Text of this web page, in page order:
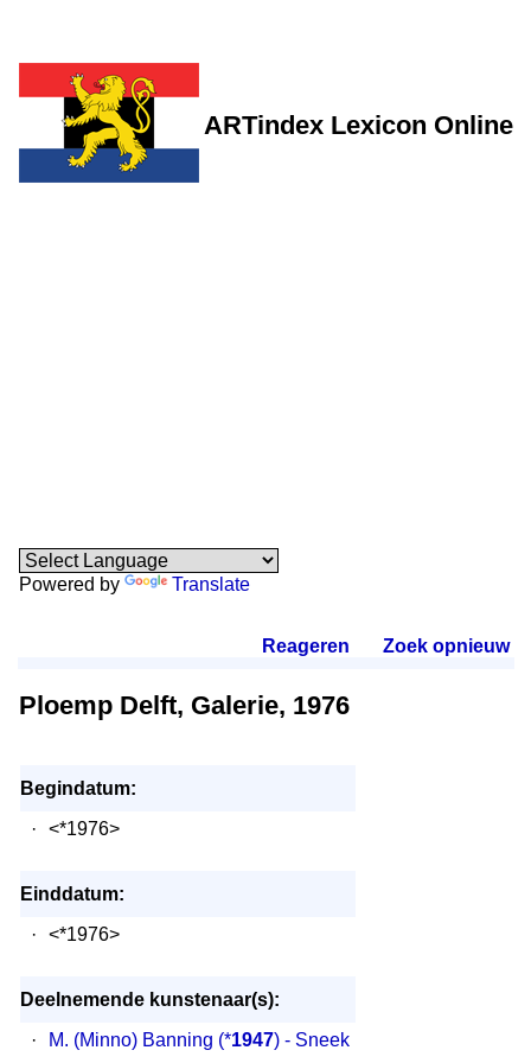
ARTindex Lexicon Online
Powered by Translate
Reageren Zoek opnieuw.
Ploemp Delft, Galerie, 1976
Begindatum:
·
<*1976>
Einddatum:
·
<*1976>
Deelnemende kunstenaar(s):
·
M. (Minno) Banning (*1947) - Sneek